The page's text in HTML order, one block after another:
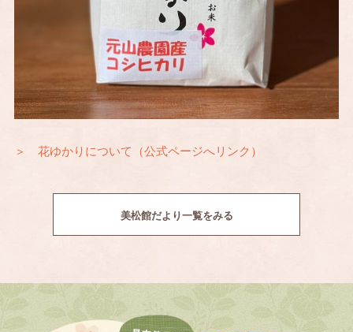
＞ 花ゆかりについて（公式ページへリンク）
美松館だより一覧をみる